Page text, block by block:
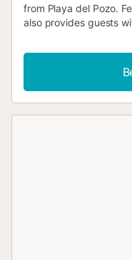
from Playa del Pozo.
also provides guests